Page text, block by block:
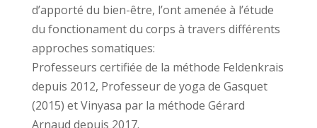
d’apporté du bien-être, l’ont amenée à l’étude
du fonctionament du corps à travers différents
approches somatiques:
Professeurs certifiée de la méthode Feldenkrais
depuis 2012, Professeur de yoga de Gasquet
(2015) et Vinyasa par la méthode Gérard
Arnaud depuis 2017.